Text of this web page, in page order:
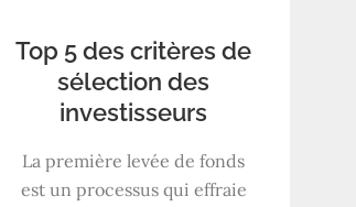
Top 5 des critères de
sélection des
investisseurs
La première levée de fonds
est un processus qui effraie